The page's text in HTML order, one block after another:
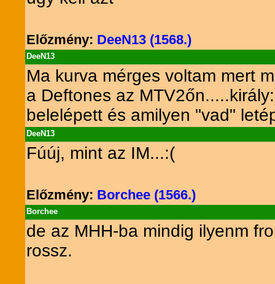
Előzmény: DeeN13 (1568.)
DeeN13
Ma kurva mérges voltam mert
a Deftones az
belelépett és amilyen "vad"
DeeN13
Fúúj, mint az IM...:(
Előzmény: Borchee (1566.)
Borchee
de az MHH-ba mindig ilyenm
rossz.